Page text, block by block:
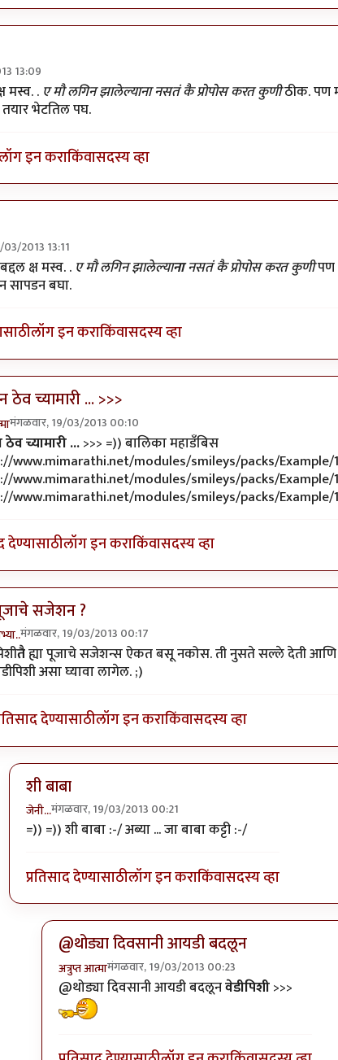
13:09
झालेल्याना नसतं कैbyजेनी...
मस्व. . ए मौ लगिन झालेल्याना नसतं कै प्रोपोस करत कुणीठीक. पण
भेटतिल पघ.
इन कराकिंवासदस्य व्हा
2013 13:11
लगिन झालेल्याना नसतं कैbyजेनी...
क्ष मस्व. . ए मौ लगिन झालेल्यानानसतं कै प्रोपोस करत कुणीपण
सापडन बघा.
लॉग इन कराकिंवासदस्य व्हा
ठेव च्यामारी ... >>>
मंगळवार, 19/03/2013 00:10
toस्शॉल्लिड्ड जुगलबंदी चालुयेbyजेनी...
च्यामारी ...>>> =)) बालिका महाडँबिस
देण्यासाठीलॉग इन कराकिंवासदस्य व्हा
सजेशन ?
मंगळवार, 19/03/2013 00:17
reply to@टांगुन ठेव च्यामारी ... >>>byअत्रुप्त आत्मा
तैह्या पूजाचे सजेशन्स ऐकत बसू नकोस. ती नुसते सल्ले देती आणि
असा घ्यावा लागेल. ;)
देण्यासाठीलॉग इन कराकिंवासदस्य व्हा
शी बाबा
जेनी...मंगळवार, 19/03/2013 00:21
In reply toपूजाचे सजेशन ?byअभ्या..
=)) =)) शी बाबा :-/ अब्या ... जा बाबा कट्टी :-/
प्रतिसाद देण्यासाठीलॉग इन कराकिंवासदस्य व्हा
@थोड्या दिवसानी आयडी बदलून
अत्रुप्त आत्मामंगळवार, 19/03/2013 00:23
In reply toपूजाचे सजेशन ?byअभ्या..
@थोड्या दिवसानी आयडी बदलूनवेडीपिशी>>>